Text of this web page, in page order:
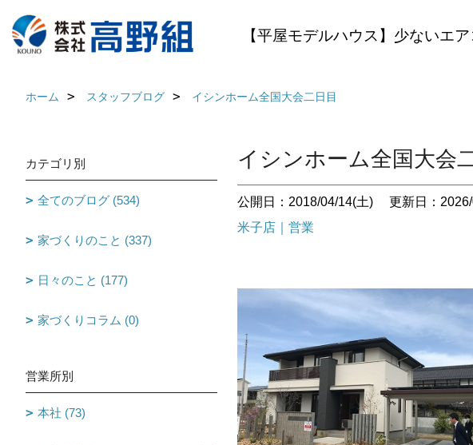
【平屋モデルハウス】少ないエ
ホーム スタッフブログ イシンホーム全国大会二日目
イシンホーム全国大会
公開日：2018/04/14(土) 更新日：
米子店｜営業
カテゴリ別
全てのブログ (534)
家づくりのこと (337)
日々のこと (177)
家づくりコラム (0)
営業所別
本社 (73)